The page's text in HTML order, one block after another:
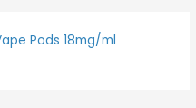
Pods 18mg/ml